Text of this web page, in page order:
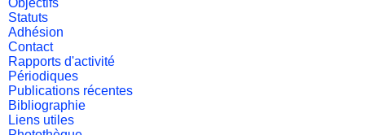
Objectifs
Statuts
Adhésion
Contact
Rapports d'activité
Périodiques
Publications récentes
Bibliographie
Liens utiles